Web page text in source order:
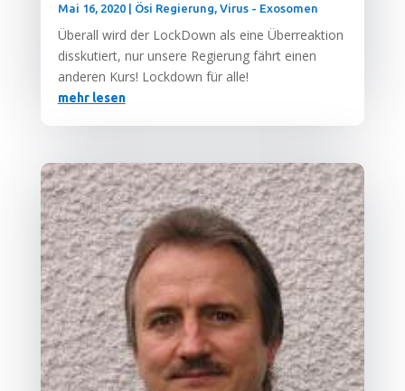
Mai 16, 2020| Ösi Regierung, Virus - Exosomen
Über­all wird der Lock­Down als eine Über­re­ak­ti­on
dissku­tiert, nur unse­re Regie­rung fährt einen
ande­ren Kurs! Lock­down für alle!
mehr lesen